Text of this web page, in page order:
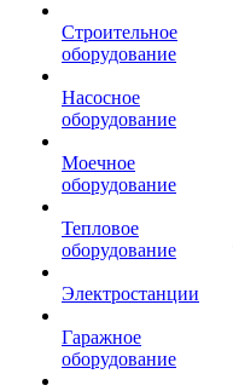
Строительное
оборудование
Насосное
оборудование
Моечное
оборудование
Тепловое
оборудование
Электростанции
Гаражное
оборудование